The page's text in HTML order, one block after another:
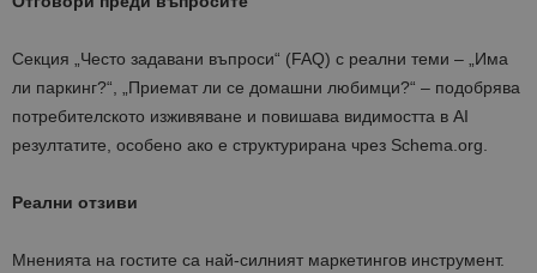
Секция „Често задавани въпроси“ (FAQ) с реални теми – „Има
ли паркинг?“, „Приемат ли се домашни любимци?“ – подобрява
потребителското изживяване и повишава видимостта в AI
резултатите, особено ако е структурирана чрез Schema.org.
Реални отзиви
Мненията на гостите са най-силният маркетингов инструмент.